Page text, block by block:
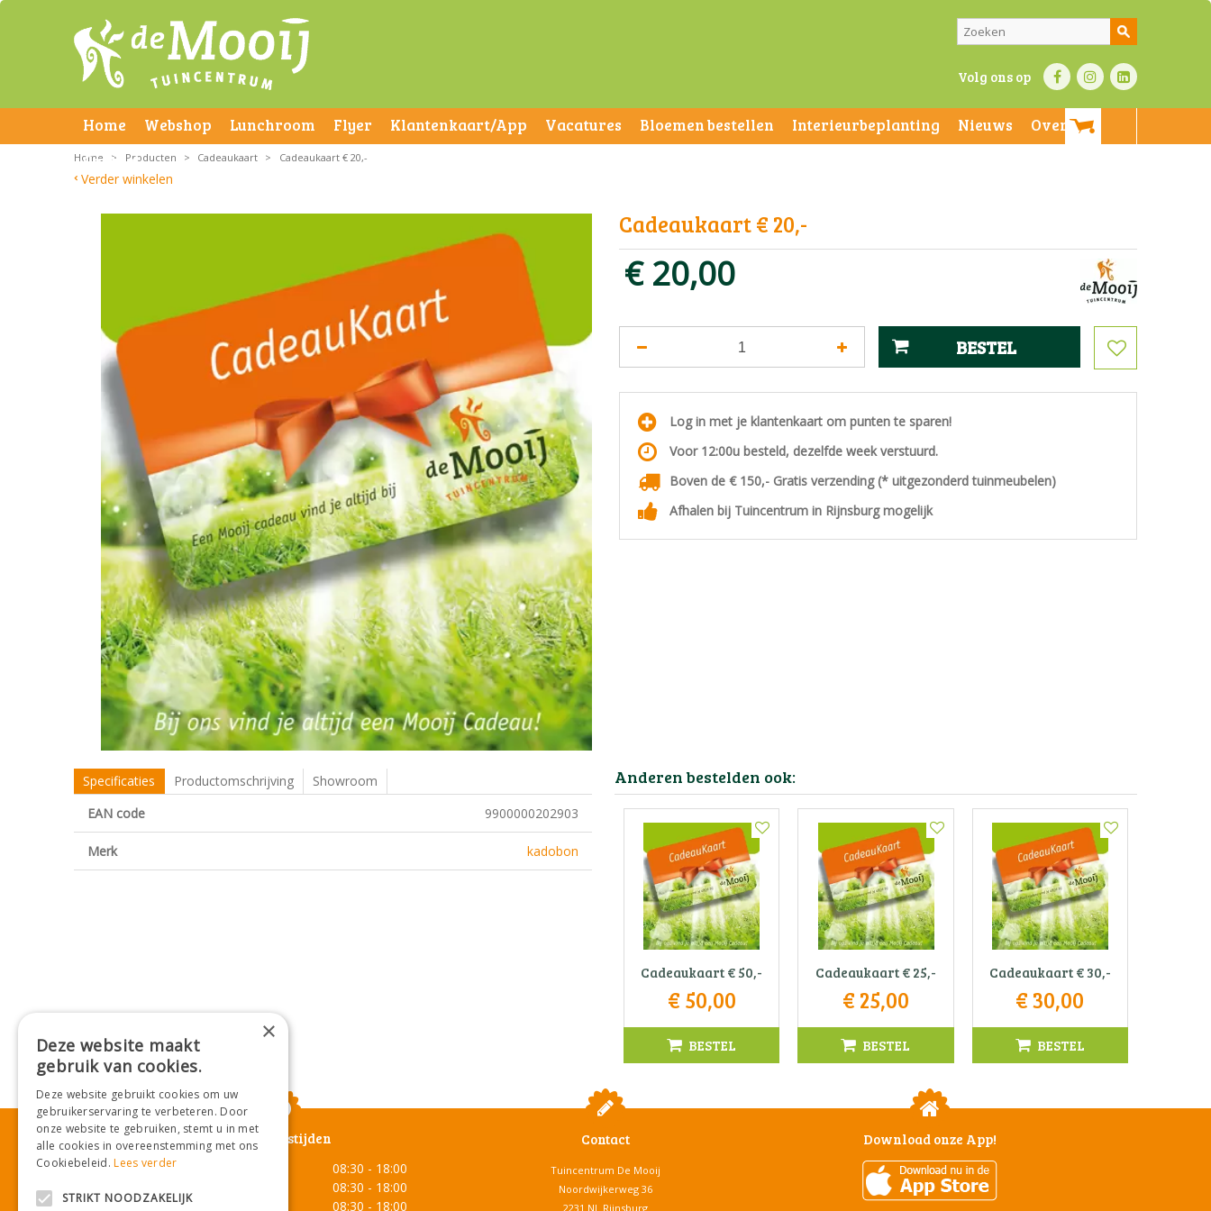
Volg ons op
Home Webshop Lunchroom Flyer Klantenkaart/App Vacatures Bloemen bestellen Interieurbeplanting Nieuws
Over ons
Contact
Home > Producten > Cadeaukaart > Cadeaukaart € 20,-
Verder winkelen
Cadeaukaart € 20,-
€ 20,00
Log in met je klantenkaart om punten te sparen!
Voor 12:00u besteld, dezelfde week verstuurd.
Boven de € 150,- Gratis verzending (* uitgezonderd tuinmeubelen)
Afhalen bij Tuincentrum in Rijnsburg mogelijk
Specificaties Productomschrijving
Showroom
EAN code
9900000202903
Merk kadobon
Anderen bestelden ook:
Cadeaukaart € 50,-
€ 50,00
BESTEL
Cadeaukaart € 25,-
€ 25,00
BESTEL
Cadeaukaart € 30,-
€30,00
BESTEL
Openingstijden
Maandag
08:30 - 18:00
08:30 - 18:00
Woensdag
08:30 - 18:00
Contact
Tuincentrum De Mooij
Noordwijkerweg 36
2231 NL Rijnsburg
Download onze App!
×
Deze website maakt
gebruik van cookies.
Deze website gebruikt cookies om uw
gebruikerservaring te verbeteren. Door
onze website te gebruiken, stemt u in met
alle cookies in overeenstemming met ons
Cookiebeleid.Lees verder
STRIKT NOODZAKELIJK